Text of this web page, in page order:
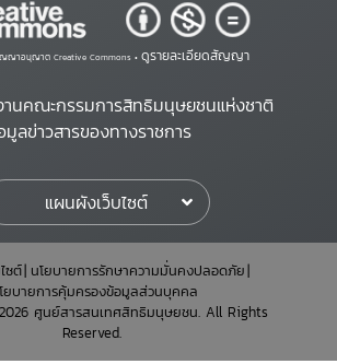
ญญาอนุญาต Creative Commons • ดูรายละเอียดสัญญา
นคณะกรรมการสิทธิมนุษยชนแห่งชาติ
ลข่าวสารของทางราชการ
แผนผังเว็บไซต์
ซต์ นโยบายการรักษาความมั่นคงปลอดภัย
ยบายการคุ้มครองข้อมูลส่วนบุคคล
ศูนย์สารสนเทศสิทธิมนุษยชน. All Rights
Reserved.